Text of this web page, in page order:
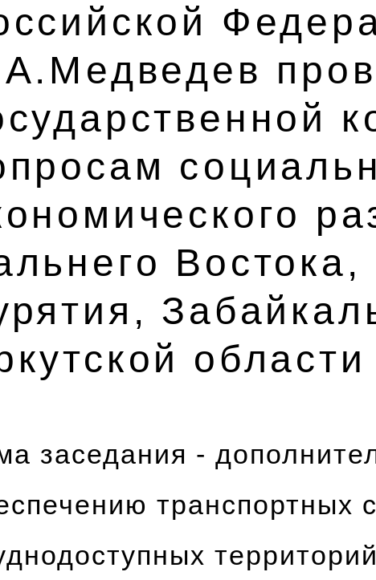
Востока,
области
заседания -
транспортных